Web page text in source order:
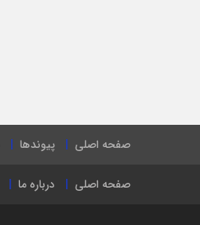
صفحه اصلی پیوندها
صفحه اصلی درباره ما